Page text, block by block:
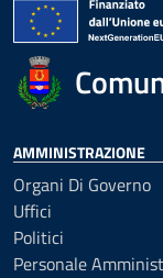
AMMINISTRAZIONE
Organi Di Governo
Uffici
Politici
Personale